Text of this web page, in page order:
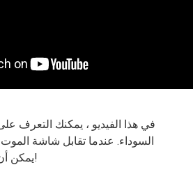
في هذا الفيديو ، يمكنك التعرف
يمكن أن يساعدك هذا الدليل!